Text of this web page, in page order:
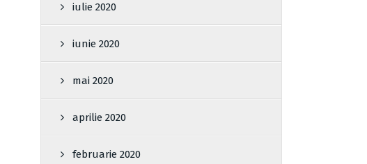
iulie 2020
iunie 2020
mai 2020
aprilie 2020
februarie 2020